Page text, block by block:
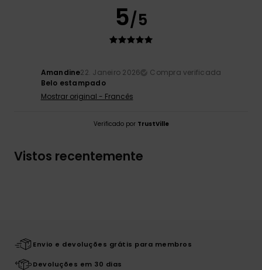
5/5
Amandine22. Janeiro 2026
Compra verificada
Belo estampado
Mostrar original - Francês
Verificado por TrustVille
Vistos recentemente
Envio e devoluções grátis para membros
Devoluções em 30 dias